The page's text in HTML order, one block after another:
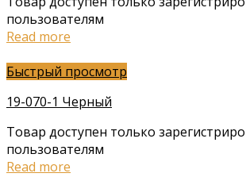
пользователям
Read more
Быстрый просмотр
19-070-1 Черный
Товар доступен только
пользователям
Read more